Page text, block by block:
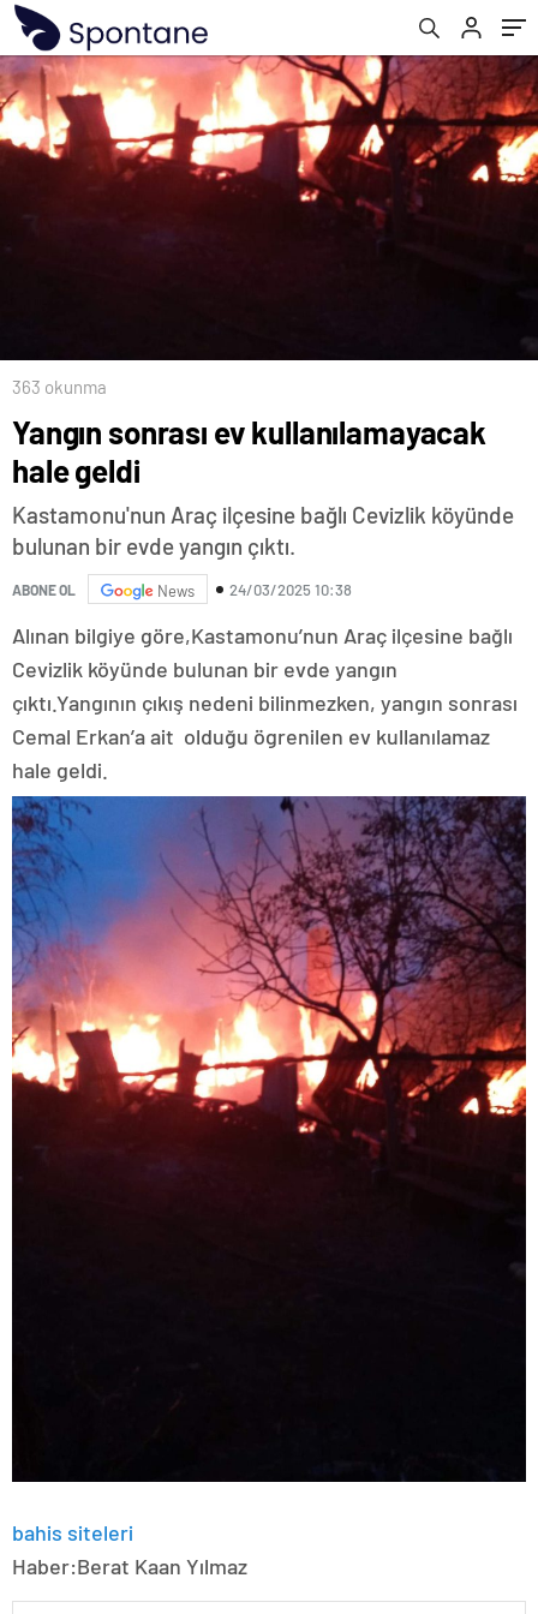
363 okunma
Yangın sonrası ev kullanılamayacak
hale geldi
Kastamonu'nun Araç ilçesine bağlı Cevizlik köyünde
bulunan bir evde yangın çıktı.
ABONE OL News 24/03/2025 10:38
Alınan bilgiye göre,Kastamonu’nun Araç ilçesine bağlı
Cevizlik köyünde bulunan bir evde yangın
çıktı.Yangının çıkış nedeni bilinmezken, yangın sonrası
Cemal Erkan’a ait olduğu ögrenilen ev kullanılamaz
hale geldi.
bahis siteleri
Haber:Berat Kaan Yılmaz